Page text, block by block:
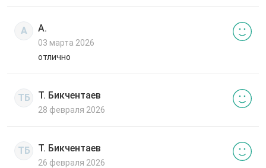
А А.
03 марта 2026
отлично
ТБ Т. Бикчентаев
28 февраля 2026
ТБ Т. Бикчентаев
26 февраля 2026